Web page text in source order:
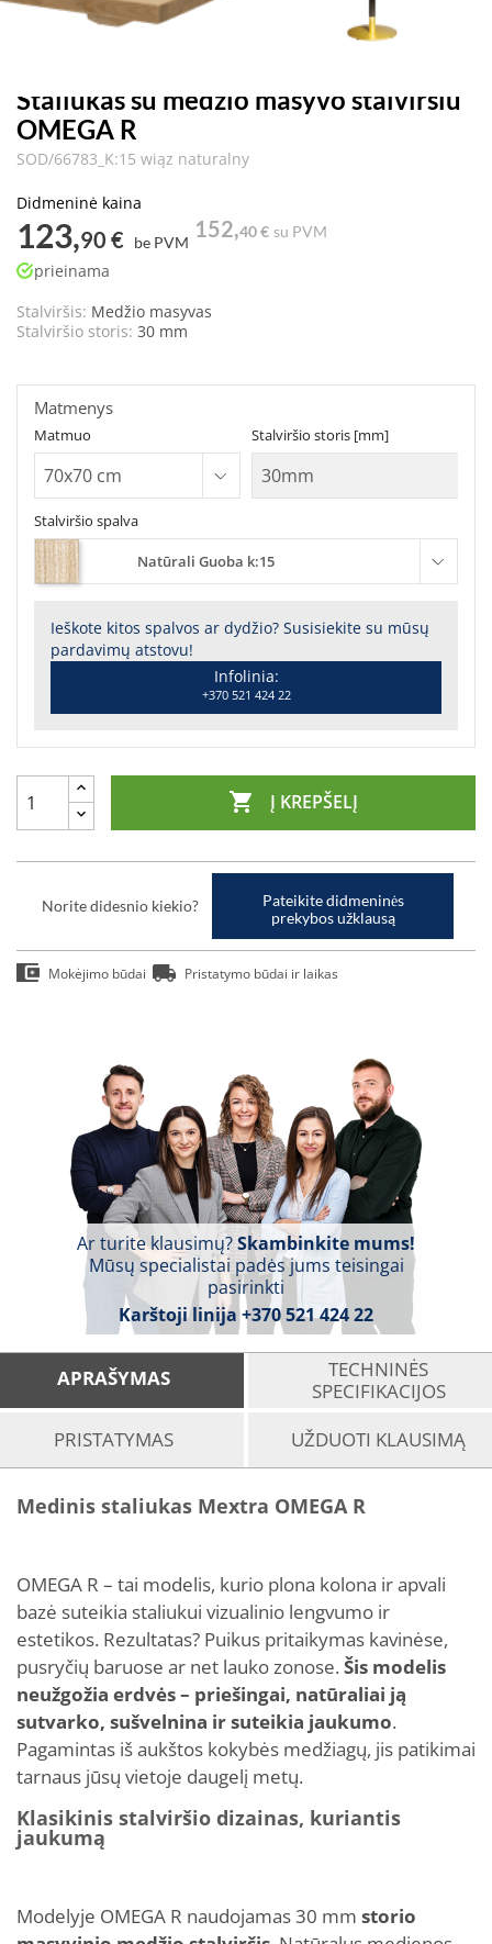
Staliukas su medžio masyvo stalviršiu
OMEGA R
SOD/66783_K:15 wiąz naturalny
Didmeninė kaina
123,90 € be PVM
152,40 € su PVM
prieinama
Stalviršis: Medžio masyvas
Stalviršio storis: 30 mm
Stalviršio spalva
Natūrali Guoba k:15
Ieškote kitos spalvos ar dydžio? Susisiekite su mūsų
pardavimų atstovu!
Infolinia:
+370 521 424 22
Matmuo Stalviršio storis [mm]
Matmenys
 Į KREPŠELĮ
Norite didesnio kiekio?
Pateikite didmeninės
prekybos užklausą
Mokėjimo būdai Pristatymo būdai ir laikas
Ar turite klausimų?Skambinkite mums!
Mūsų specialistai padės jums teisingai
pasirinkti
Karštoji linija +370 521 424 22
APRAŠYMAS
TECHNINĖS
SPECIFIKACIJOS
PRISTATYMAS
UŽDUOTI KLAUSIMĄ
Medinis staliukas Mextra OMEGA R
OMEGA R – tai modelis, kurio plona kolona ir apvali
bazė suteikia staliukui vizualinio lengvumo ir
estetikos. Rezultatas? Puikus pritaikymas kavinėse,
pusryčių baruose ar net lauko zonose. Šis modelis
neužgožia erdvės – priešingai, natūraliai ją
sutvarko, sušvelnina ir suteikia jaukumo.
Pagamintas iš aukštos kokybės medžiagų, jis patikimai
tarnaus jūsų vietoje daugelį metų.
Klasikinis stalviršio dizainas, kuriantis
jaukumą
Modelyje OMEGA R naudojamas 30 mm storio